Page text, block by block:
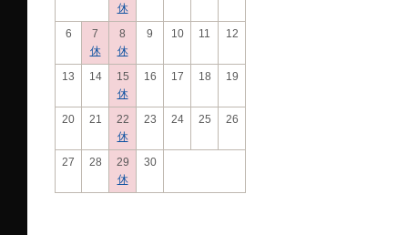
休
6
7
休
8
休
9 10 11 12
13 14
15
休
16 17 18 19
20 21
22
休
23 24 25 26
27 28
29
休
30